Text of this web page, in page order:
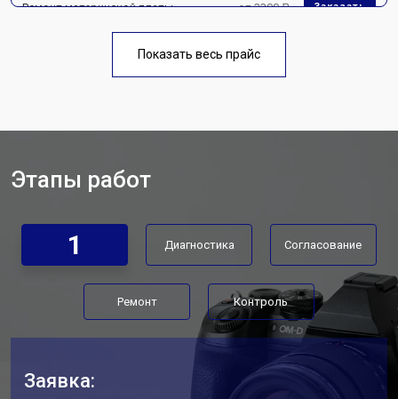
Ремонт материнской платы от 3300 ₽ Заказать
Чистка матрицы фотоаппарата
Показать весь прайс
Этапы работ
1 Диагностика Согласование
Ремонт Контроль
Заявка: